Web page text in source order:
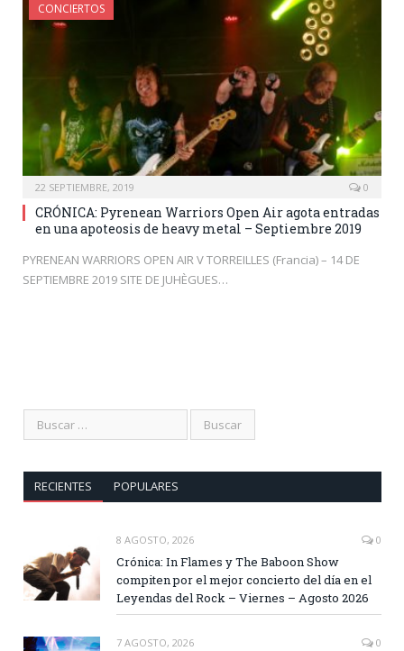
CONCIERTOS
22 SEPTIEMBRE, 2019 0
CRÓNICA: Pyrenean Warriors Open Air agota entradas
en una apoteosis de heavy metal – Septiembre 2019
PYRENEAN WARRIORS OPEN AIR V TORREILLES (Francia) – 14 DE
SEPTIEMBRE 2019 SITE DE JUHÈGUES…
RECIENTES POPULARES
8 AGOSTO, 2026 0
Crónica: In Flames y The Baboon Show
compiten por el mejor concierto del día en el
Leyendas del Rock – Viernes – Agosto 2026
7 AGOSTO, 2026 0